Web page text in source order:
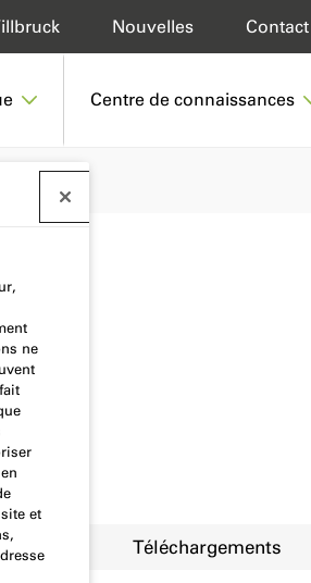
Centre de connaissances
Nouvelles Contact
Téléchargements
ne
et